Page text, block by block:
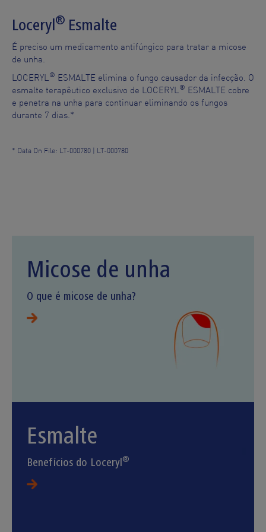
Loceryl® Esmalte
É preciso um medicamento antifúngico para tratar a micose
de unha.
LOCERYL® ESMALTE elimina o fungo causador da infecção. O
esmalte terapêutico exclusivo de LOCERYL® ESMALTE cobre
e penetra na unha para continuar eliminando os fungos
durante 7 dias.*
* Data On File: LT-000780 | LT-000780
Micose de unha
O que é micose de unha?
Esmalte
Benefícios do Loceryl ®